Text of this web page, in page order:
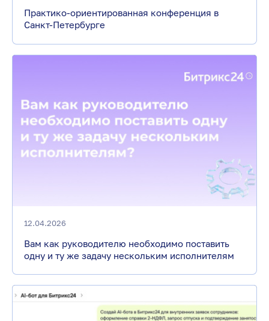
Практико-ориентированная конференция в
Санкт-Петербурге
12.04.2026
Вам как руководителю необходимо поставить
одну и ту же задачу нескольким исполнителям